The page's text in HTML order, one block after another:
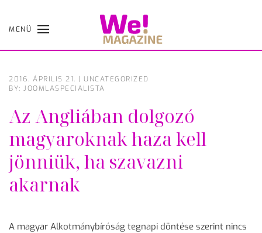
Skip
MENÜ
2016. ÁPRILIS 21. | UNCATEGORIZED
BY: JOOMLASPECIALISTA
Az Angliában dolgozó
magyaroknak haza kell
jönniük, ha szavazni
akarnak
A magyar Alkotmánybíróság tegnapi döntése szerint nincs